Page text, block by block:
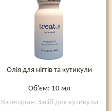
Олія для нігтів та кутикули
Об'єм: 10 мл
Категория: Засіб для кутикули